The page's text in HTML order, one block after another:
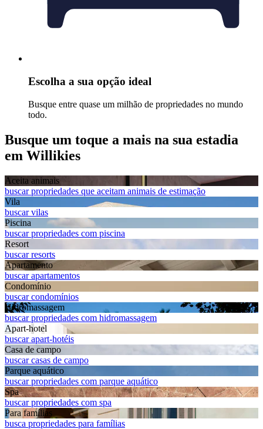
Escolha a sua opção ideal
Busque entre quase um milhão de propriedades no mundo
todo.
Busque um toque a mais na sua estadia
em Willikies
Aceita animais
buscar propriedades que aceitam animais de estimação
Vila
buscar vilas
Piscina
buscar propriedades com piscina
Resort
buscar resorts
Apart­amento
buscar apartamentos
Condomínio
buscar condomínios
Hidromassagem
buscar propriedades com hidromassagem
Apart-hotel
buscar apart-hotéis
Casa de campo
buscar casas de campo
Parque aquático
buscar propriedades com parque aquático
Spa
buscar propriedades com spa
Para famílias
busca propriedades para famílias